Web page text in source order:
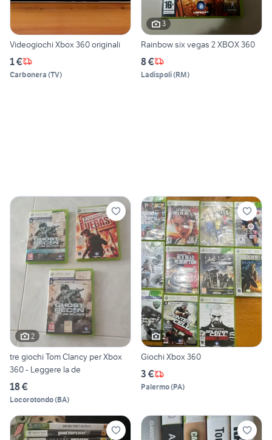
Videogiochi Xbox 360 originali
1 €
Carbonera (TV)
3
Rainbow six vegas 2 XBOX 360
8 €
Ladispoli(RM)
2
tre giochi Tom Clancy per Xbox
360 - Leggere la de
18 €
Locorotondo(BA)
2
Giochi Xbox 360
3 €
Palermo(PA)